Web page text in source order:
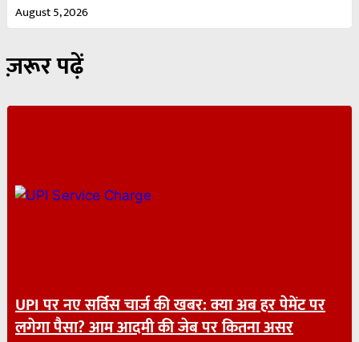
August 5, 2026
ज़रूर पढ़ें
UPI पर नए सर्विस चार्ज की खबर: क्या अब हर पेमेंट पर
लगेगा पैसा? आम आदमी की जेब पर कितना असर